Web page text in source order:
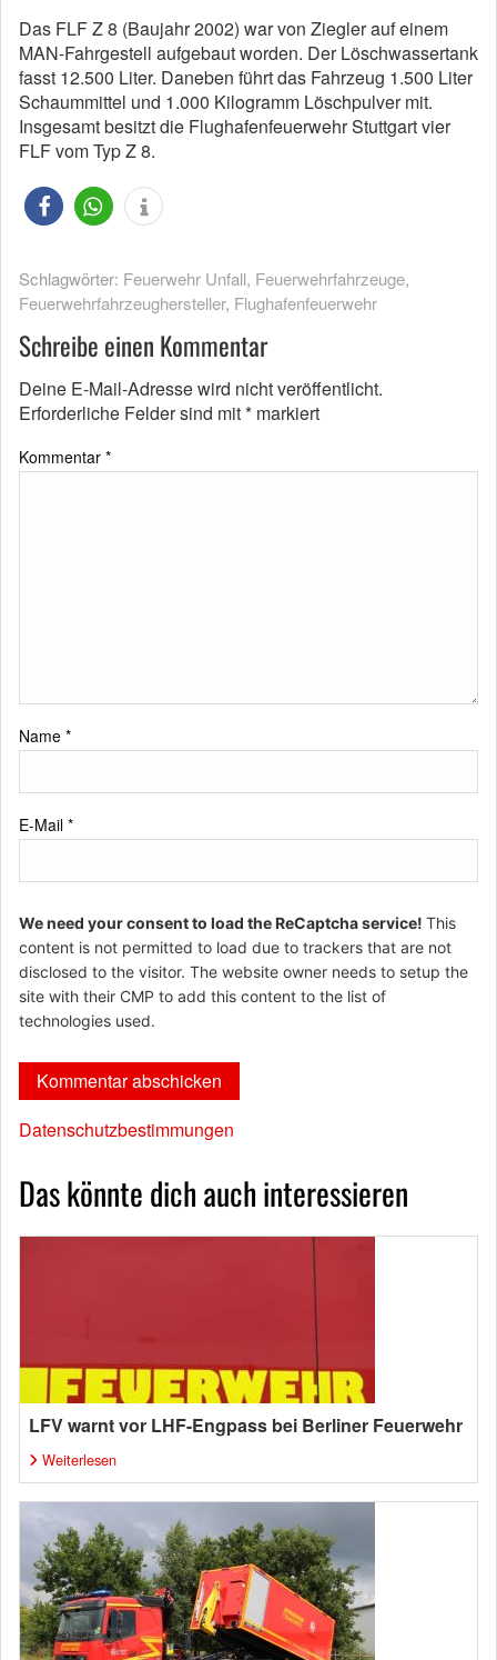
Das FLF Z 8 (Baujahr 2002) war von Ziegler auf einem
MAN-Fahrgestell aufgebaut worden. Der Löschwassertank
fasst 12.500 Liter. Daneben führt das Fahrzeug 1.500 Liter
Schaummittel und 1.000 Kilogramm Löschpulver mit.
Insgesamt besitzt die Flughafenfeuerwehr Stuttgart vier
FLF vom Typ Z 8.
Schlagwörter: Feuerwehr Unfall, Feuerwehrfahrzeuge,
Feuerwehrfahrzeughersteller, Flughafenfeuerwehr
Schreibe einen Kommentar
Deine E-Mail-Adresse wird nicht veröffentlicht.
Erforderliche Felder sind mit* markiert
Kommentar *
Name *
E-Mail *
We need your consent to load the ReCaptcha service! This
content is not permitted to load due to trackers that are not
disclosed to the visitor. The website owner needs to setup the
site with their CMP to add this content to the list of
technologies used.
Datenschutzbestimmungen
Das könnte dich auch interessieren
LFV warnt vor LHF-Engpass bei Berliner Feuerwehr
Weiterlesen